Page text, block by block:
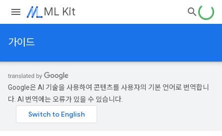
ML Kit
가이드
Google은 AI 기술을 사용하여 콘텐츠를 사용자의 기본 언어로 번역합니
다. AI 번역에는 오류가 있을 수 있습니다.